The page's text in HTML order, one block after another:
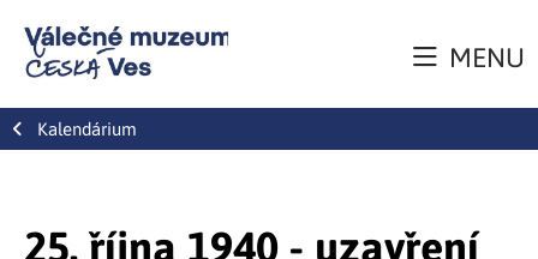
MENU
Kalendárium
25. října 1940 - uzavření